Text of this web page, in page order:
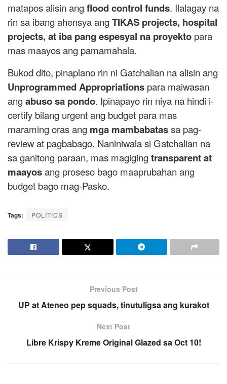
matapos alisin angflood control funds. Ilalagay na
rin sa ibang ahensya angTIKAS projects, hospital
projects, at iba pang espesyal na proyekto para
mas maayos ang pamamahala.
Bukod dito, pinaplano rin ni Gatchalian na alisin ang
Unprogrammed Appropriations para maiwasan
angabuso sa pondo. Ipinapayo rin niya na hindi i-
certify bilang urgent ang budget para mas
maraming oras ang mga mambabatassa pag-
review at pagbabago. Naniniwala si Gatchalian na
sa ganitong paraan, mas magigingtransparent at
maayosang proseso bago maaprubahan ang
budget bago mag-Pasko.
Tags: POLITICS
Previous Post
UP at Ateneo pep squads, tinutuligsa ang kurakot
Next Post
Libre Krispy Kreme Original Glazed sa Oct 10!